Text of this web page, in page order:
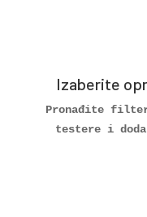
Izaberite
Pronađite
testere i